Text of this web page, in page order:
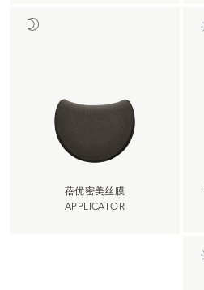
蓓优密美丝膜
APPLICATOR